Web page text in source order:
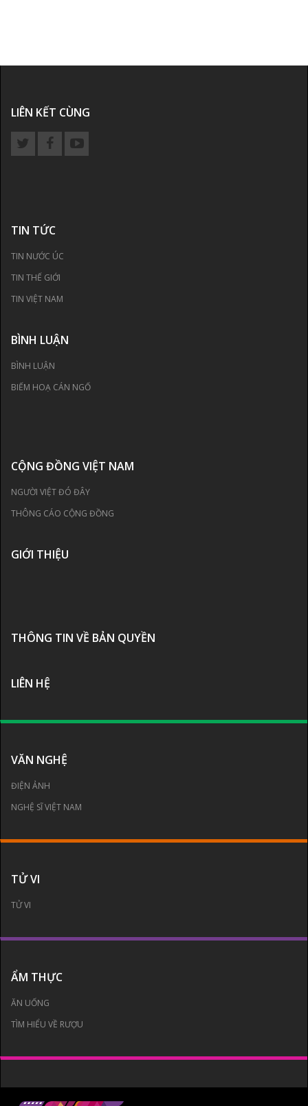
LIÊN KẾT CÙNG
TIN TỨC
TIN NƯỚC ÚC
TIN THẾ GIỚI
TIN VIỆT NAM
BÌNH LUẬN
BÌNH LUẬN
BIẾM HOẠ CÁN NGỐ
CỘNG ĐỒNG VIỆT NAM
NGƯỜI VIỆT ĐÓ ĐÂY
THÔNG CÁO CỘNG ĐỒNG
GIỚI THIỆU
THÔNG TIN VỀ BẢN QUYỀN
LIÊN HỆ
VĂN NGHỆ
ĐIỆN ẢNH
NGHỆ SĨ VIỆT NAM
TỬ VI
TỬ VI
ẨM THỰC
ĂN UỐNG
TÌM HIỂU VỀ RƯỢU